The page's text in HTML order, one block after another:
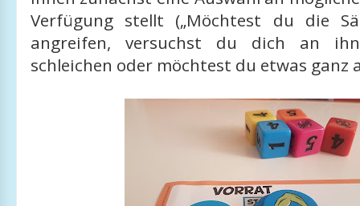
Verfügung stellt („Möchtest du die
angreifen, versuchst du dich an
schleichen oder möchtest du etwas ganz